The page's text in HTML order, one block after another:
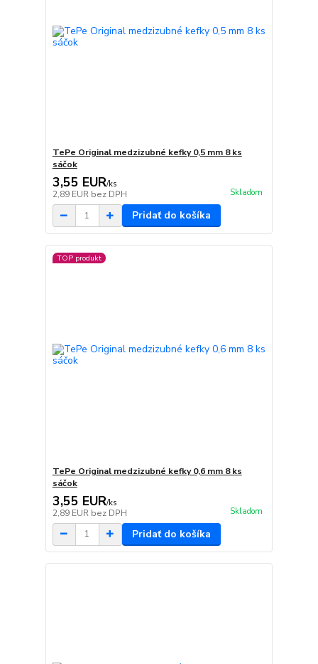
TePe Original medzizubné kefky 0,5 mm 8 ks
sáčok
3,55 EUR/ks
2,89 EUR bez DPH Skladom
Pridať do košíka
TOP produkt
TePe Original medzizubné kefky 0,6 mm 8 ks
sáčok
3,55 EUR/ks
2,89 EUR bez DPH Skladom
Pridať do košíka